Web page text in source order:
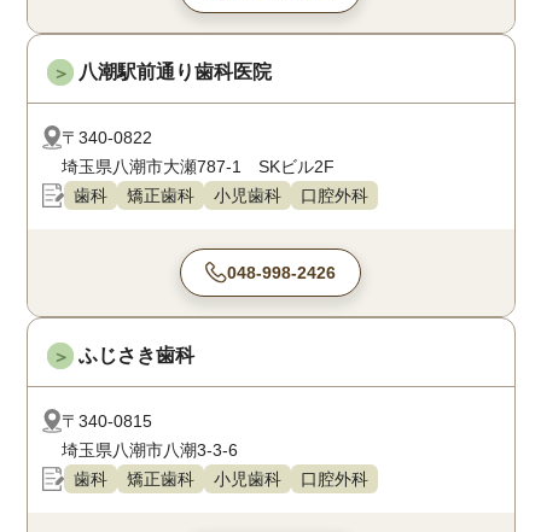
＞ 八潮駅前通り歯科医院
〒340-0822
埼玉県八潮市大瀬787-1 SKビル2F
歯科
矯正歯科 小児歯科 口腔外科
048-998-2426
＞ ふじさき歯科
〒340-0815
埼玉県八潮市八潮3-3-6
歯科
矯正歯科 小児歯科 口腔外科